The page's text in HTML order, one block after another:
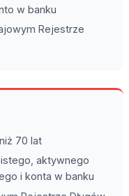
w banku
Rejestrze
70 lat
aktywnego
i konta w banku